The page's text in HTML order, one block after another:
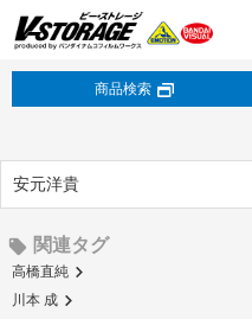
商品検索
安元洋貴
関連タグ
高橋直純
川本 成